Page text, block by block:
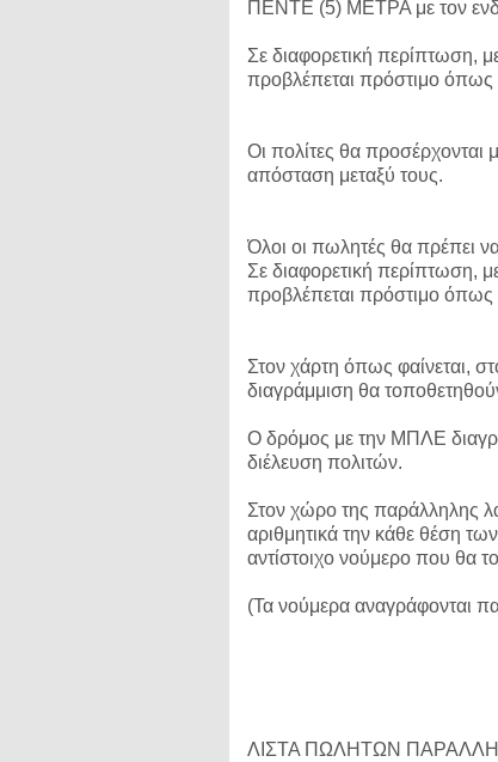
ΠΕΝΤΕ (5) ΜΕΤΡΑ με τον
Σε διαφορετική περίπτωση,
προβλέπεται πρόστιμο όπως
Οι πολίτες θα προσέρχονται
απόσταση μεταξύ τους.
Όλοι οι πωλητές θα πρέπει
Σε διαφορετική περίπτωση,
προβλέπεται πρόστιμο όπως
Στον χάρτη όπως φαίνεται,
διαγράμμιση θα
Ο δρόμος με την ΜΠΛΕ
διέλευση πολιτών.
Στον χώρο της παράλληλης
αριθμητικά την κάθε θέση
αντίστοιχο νούμερο που θα
(Τα νούμερα αναγράφονται
ΛΙΣΤΑ ΠΩΛΗΤΩΝ